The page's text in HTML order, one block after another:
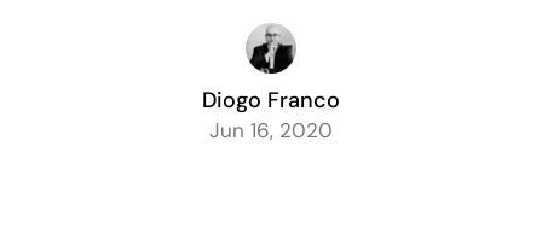
Diogo Franco
Jun 16, 2020